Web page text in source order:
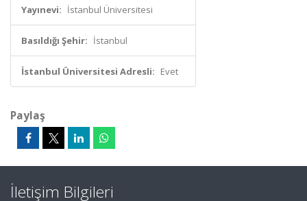
Yayınevi: İstanbul Üniversitesi
Basıldığı Şehir: İstanbul
İstanbul Üniversitesi Adresli: Evet
Paylaş
İletişim Bilgileri